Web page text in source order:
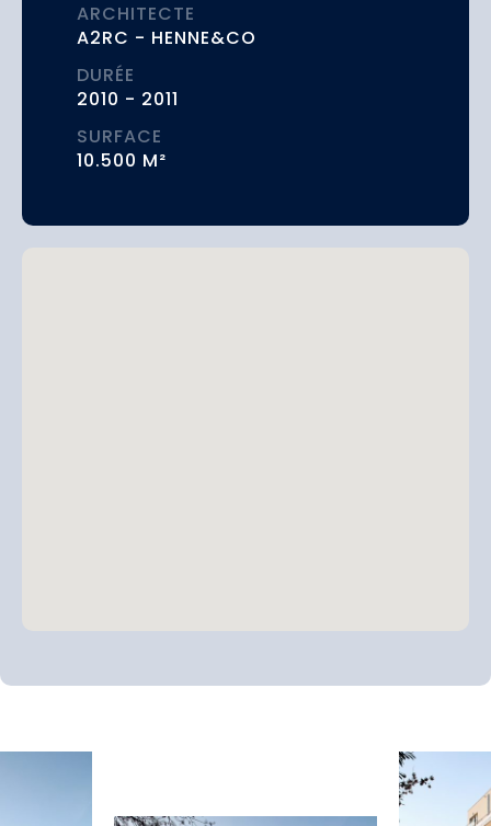
ARCHITECTE
A2RC - HENNE&CO
DURÉE
2010 - 2011
SURFACE
10.500 M²